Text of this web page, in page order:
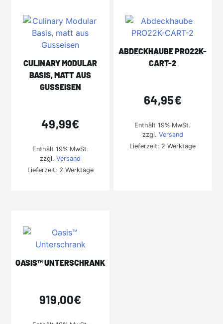
CULINARY MODULAR
BASIS, MATT AUS
GUSSEISEN
49,99€
Enthält 19% MwSt.
zzgl.Versand
Lieferzeit: 2 Werktage
ABDECKHAUBE PRO22K-
CART-2
64,95€
Enthält 19% MwSt.
zzgl. Versand
Lieferzeit: 2 Werktage
OASIS™ UNTERSCHRANK
919,00€